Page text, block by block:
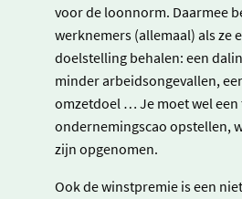
voor de loonnorm. Daarmee
werknemers (allemaal) als ze
doelstelling behalen: een
minder arbeidsongevallen,
omzetdoel … Je moet wel
ondernemingscao opstellen,
zijn opgenomen.
Ook de winstpremie is een